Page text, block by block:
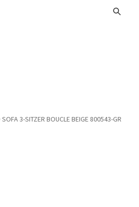
3-SITZER BOUCLE BEIGE 800543-GR